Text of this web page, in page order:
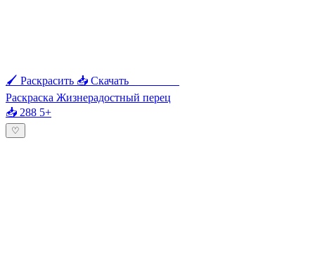
🖌 Раскрасить 📥 Скачать
Раскраска Жизнерадостный перец
📥 288 5+
♡